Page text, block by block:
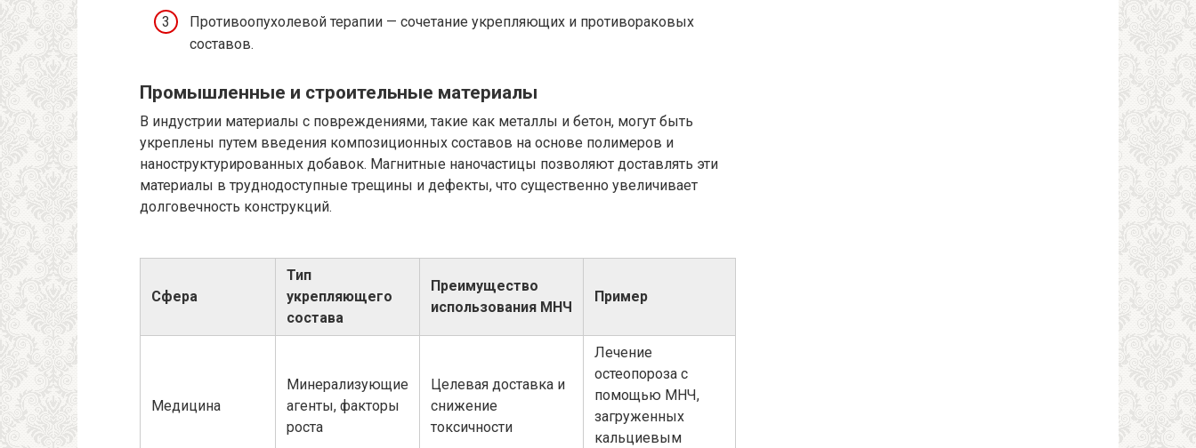
Противоопухолевой терапии — сочетание укрепляющих и противораковых
составов.
Промышленные и строительные материалы
В индустрии материалы с повреждениями, такие как металлы и бетон, могут быть
укреплены путем введения композиционных составов на основе полимеров и
наноструктурированных добавок. Магнитные наночастицы позволяют доставлять эти
материалы в труднодоступные трещины и дефекты, что существенно увеличивает
долговечность конструкций.
Сфера
Тип
укрепляющего
состава
Преимущество
использования МНЧ
Пример
Медицина
Минерализующие
агенты, факторы
роста
Целевая доставка и
снижение
токсичности
Лечение
остеопороза с
помощью МНЧ,
загруженных
кальциевым